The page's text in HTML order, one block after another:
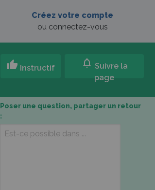
Créez votre compte
ou connectez-vous
thumb_up Instructif notifications Suivre la
page
Poser une question, partager un retour
: